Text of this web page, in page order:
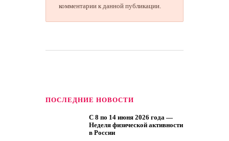
комментарии к данной публикации.
ПОСЛЕДНИЕ НОВОСТИ
С 8 по 14 июня 2026 года —
Неделя физической активности
в России